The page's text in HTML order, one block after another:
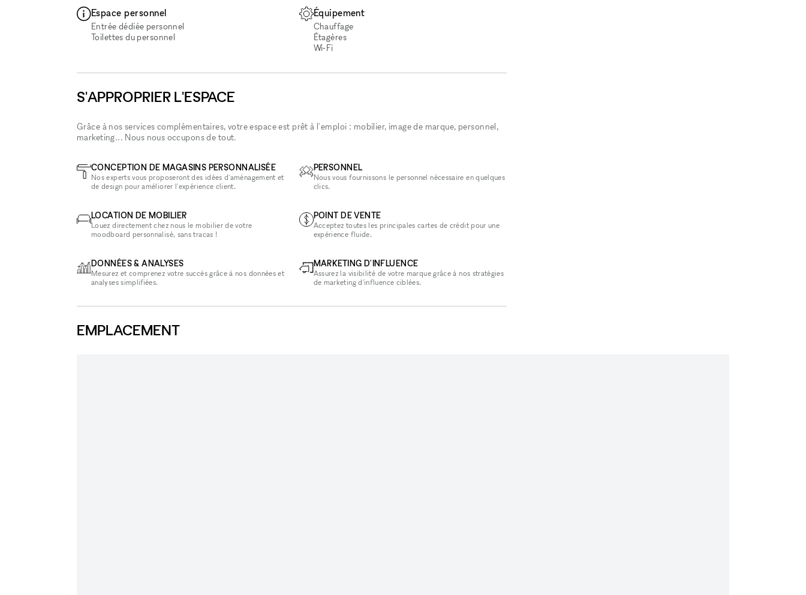
Espace personnel
Entrée dédiée personnel
Toilettes du personnel
Équipement
Chauffage
Étagères
Wi‑Fi
S'APPROPRIER L'ESPACE
Grâce à nos services complémentaires, votre espace est prêt à l'emploi : mobilier, image de marque, personnel,
marketing... Nous nous occupons de tout.
CONCEPTION DE MAGASINS PERSONNALISÉE
Nos experts vous proposeront des idées d'aménagement et
de design pour améliorer l'expérience client.
LOCATION DE MOBILIER
Louez directement chez nous le mobilier de votre
moodboard personnalisé, sans tracas !
DONNÉES & ANALYSES
Mesurez et comprenez votre succès grâce à nos données et
analyses simplifiées.
PERSONNEL
Nous vous fournissons le personnel nécessaire en quelques
clics.
POINT DE VENTE
Acceptez toutes les principales cartes de crédit pour une
expérience fluide.
MARKETING D'INFLUENCE
Assurez la visibilité de votre marque grâce à nos stratégies
de marketing d'influence ciblées.
EMPLACEMENT